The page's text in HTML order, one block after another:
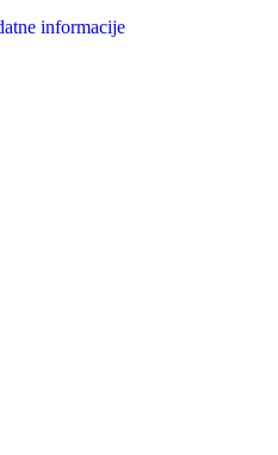
informacije